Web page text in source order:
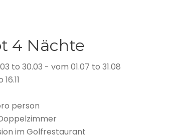
4 Nächte
to 30.03 - vom 01.07 to 31.08
person
im Golfrestaurant